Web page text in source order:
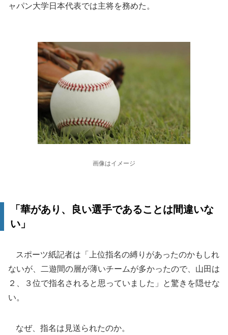
ャパン大学日本代表では主将を務めた。
画像はイメージ
「華があり、良い選手であることは間違いな
い」
スポーツ紙記者は「上位指名の縛りがあったのかもしれ
ないが、二遊間の層が薄いチームが多かったので、山田は
２、３位で指名されると思っていました」と驚きを隠せな
い。
なぜ、指名は見送られたのか。